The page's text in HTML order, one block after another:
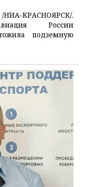
КРАСНОЯРСК/.
России
подземную